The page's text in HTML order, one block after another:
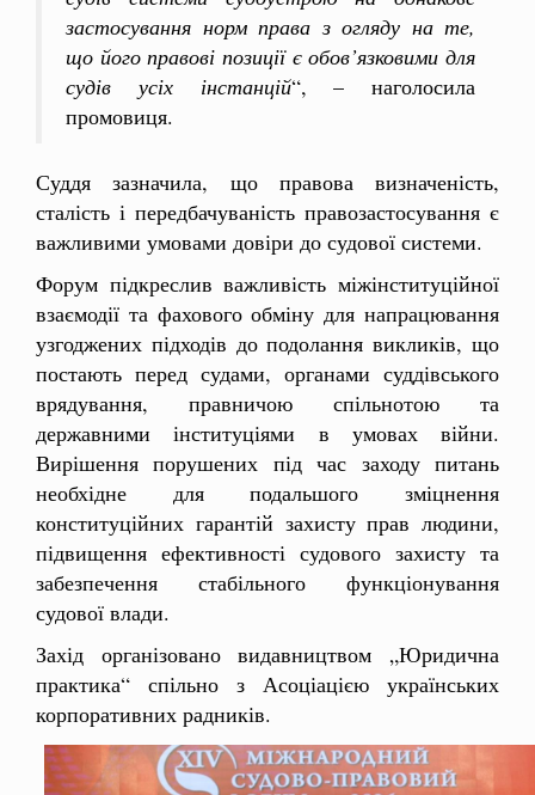
застосування норм права з огляду на те,
що його правові позиції є обов’язковими для
судів усіх інстанцій“, – наголосила
промовиця.
Суддя зазначила, що правова визначеність,
сталість і передбачуваність правозастосування є
важливими умовами довіри до судової системи.
Форум підкреслив важливість міжінституційної
взаємодії та фахового обміну для напрацювання
узгоджених підходів до подолання викликів, що
постають перед судами, органами суддівського
врядування, правничою спільнотою та
державними інституціями в умовах війни.
Вирішення порушених під час заходу питань
необхідне для подальшого зміцнення
конституційних гарантій захисту прав людини,
підвищення ефективності судового захисту та
забезпечення стабільного функціонування
судової влади.
Захід організовано видавництвом „Юридична
практика“ спільно з Асоціацією українських
корпоративних радників.